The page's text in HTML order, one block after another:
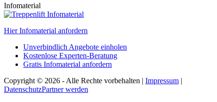
Infomaterial
Hier Infomaterial anfordern
Unverbindlich Angebote einholen
Kostenlose Experten-Beratung
Gratis Infomaterial anfordern
Copyright © 2026 - Alle Rechte vorbehalten | Impressum |
DatenschutzPartner werden